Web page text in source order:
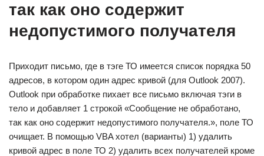
так как оно содержит
недопустимого получателя
Приходит письмо, где в тэге ТО имеется список порядка 50
адресов, в котором один адрес кривой (для Outlook 2007).
Outlook при обработке пихает все письмо включая тэги в
тело и добавляет 1 строкой «Сообщение не обработано,
так как оно содержит недопустимого получателя.», поле ТО
очищает. В помощью VBA хотел (варианты) 1) удалить
кривой адрес в поле ТО 2) удалить всех получателей кроме